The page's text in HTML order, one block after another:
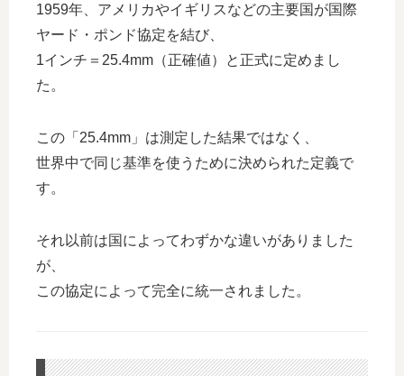
1959年、アメリカやイギリスなどの主要国が国際
ヤード・ポンド協定を結び、
1インチ＝25.4mm（正確値）と正式に定めまし
た。
この「25.4mm」は測定した結果ではなく、
世界中で同じ基準を使うために決められた定義で
す。
それ以前は国によってわずかな違いがありました
が、
この協定によって完全に統一されました。